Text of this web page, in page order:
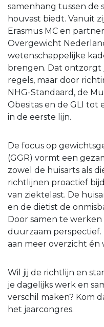
samenhang tussen de
houvast biedt. Vanuit
Erasmus MC en
Overgewicht
wetenschappelijke
brengen. Dat ontzorgt
regels, maar door
NHG-Standaard, de
Obesitas en de GLI tot
in de eerste lijn.
De focus op
(GGR) vormt een
zowel de huisarts als
richtlijnen proactief
van ziektelast. De
en de diëtist de
Door samen te
duurzaam
aan meer overzicht én
Wil jij de richtlijn en
je dagelijks werk en
verschil maken? Kom
het jaarcongres.